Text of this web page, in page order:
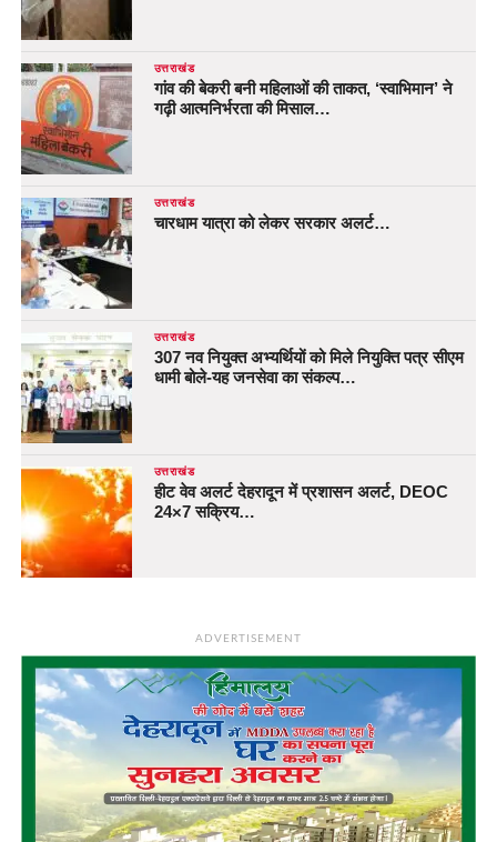
उत्तराखंड
गांव की बेकरी बनी महिलाओं की ताकत, ‘स्वाभिमान’ ने
गढ़ी आत्मनिर्भरता की मिसाल…
उत्तराखंड
चारधाम यात्रा को लेकर सरकार अलर्ट…
उत्तराखंड
307 नव नियुक्त अभ्यर्थियों को मिले नियुक्ति पत्र सीएम
धामी बोले-यह जनसेवा का संकल्प…
उत्तराखंड
हीट वेव अलर्ट देहरादून में प्रशासन अलर्ट, DEOC
24×7 सक्रिय…
ADVERTISEMENT